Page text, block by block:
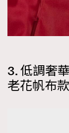
3. 低調奢
老花帆布款